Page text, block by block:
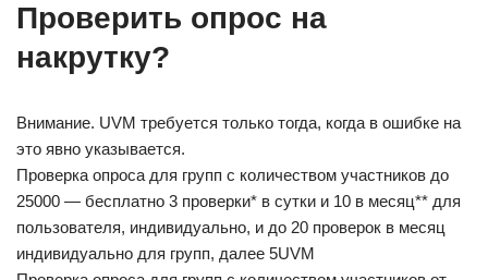
Проверить опрос на
накрутку?
Внимание. UVM требуется только тогда, когда в ошибке на
это явно указывается.
Проверка опроса для групп с количеством участников до
25000 — бесплатно 3 проверки* в сутки и 10 в месяц** для
пользователя, индивидуально, и до 20 проверок в месяц
индивидуально для групп, далее 5UVM